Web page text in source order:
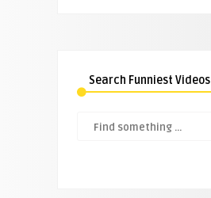
Search Funniest Videos